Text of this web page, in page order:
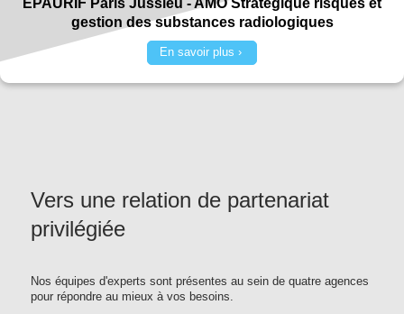
EPAURIF Paris Jussieu - AMO Stratégique risques et
gestion des substances radiologiques
En savoir plus
Vers une relation de partenariat
privilégiée
Nos équipes d'experts sont présentes au sein de quatre agences
pour répondre au mieux à vos besoins.